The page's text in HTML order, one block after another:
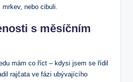
nebo cibuli.
s měsíčním
mám co říct – kdysi jsem se řídil
rajčata ve fázi ubývajícího